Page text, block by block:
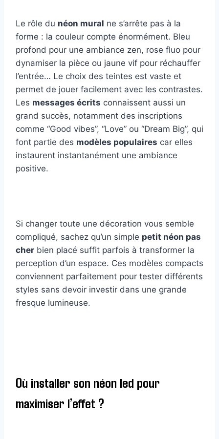
Le rôle du néon mural ne s’arrête pas à la
forme : la couleur compte énormément. Bleu
profond pour une ambiance zen, rose fluo pour
dynamiser la pièce ou jaune vif pour réchauffer
l’entrée… Le choix des teintes est vaste et
permet de jouer facilement avec les contrastes.
Les messages écrits connaissent aussi un
grand succès, notamment des inscriptions
comme “Good vibes”, “Love” ou “Dream Big”, qui
font partie des modèles populaires car elles
instaurent instantanément une ambiance
positive.
Si changer toute une décoration vous semble
compliqué, sachez qu’un simple petit néon pas
cher bien placé suffit parfois à transformer la
perception d’un espace. Ces modèles compacts
conviennent parfaitement pour tester différents
styles sans devoir investir dans une grande
fresque lumineuse.
Où installer son néon led pour
maximiser l’effet ?